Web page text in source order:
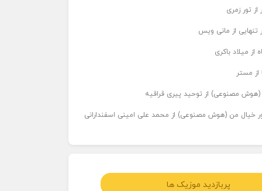
تور زمری
تنهایی از مانی ویس
از میلاد باکری
از مستر
(هوش مصنوعی) از توحید پیری قراقیه
خیال من (هوش مصنوعی) از محمد علی امینی اسفندارانی
پربازدید موزیک ها